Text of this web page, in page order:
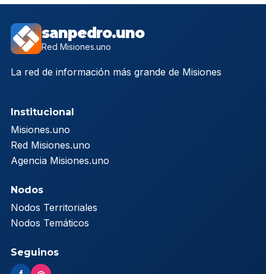
sanpedro.uno
Red Misiones.uno
La red de información más grande de Misiones
Institucional
Misiones.uno
Red Misiones.uno
Agencia Misiones.uno
Nodos
Nodos Territoriales
Nodos Temáticos
Seguinos